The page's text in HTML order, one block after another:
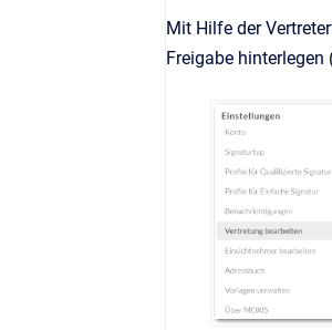
Mit Hilfe der
Freigabe hinterlegen